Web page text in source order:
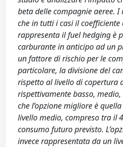
beta delle compagnie aeree.
che in tutti i casi il
rappresenta il fuel hedging è
carburante in anticipo ad un
un fattore di rischio per le
particolare, la divisione del
rispetto al livello di copertura
rispettivamente basso,
che l’opzione migliore è
livello medio, compreso tra il
consumo futuro previsto.
invece rappresentata da un